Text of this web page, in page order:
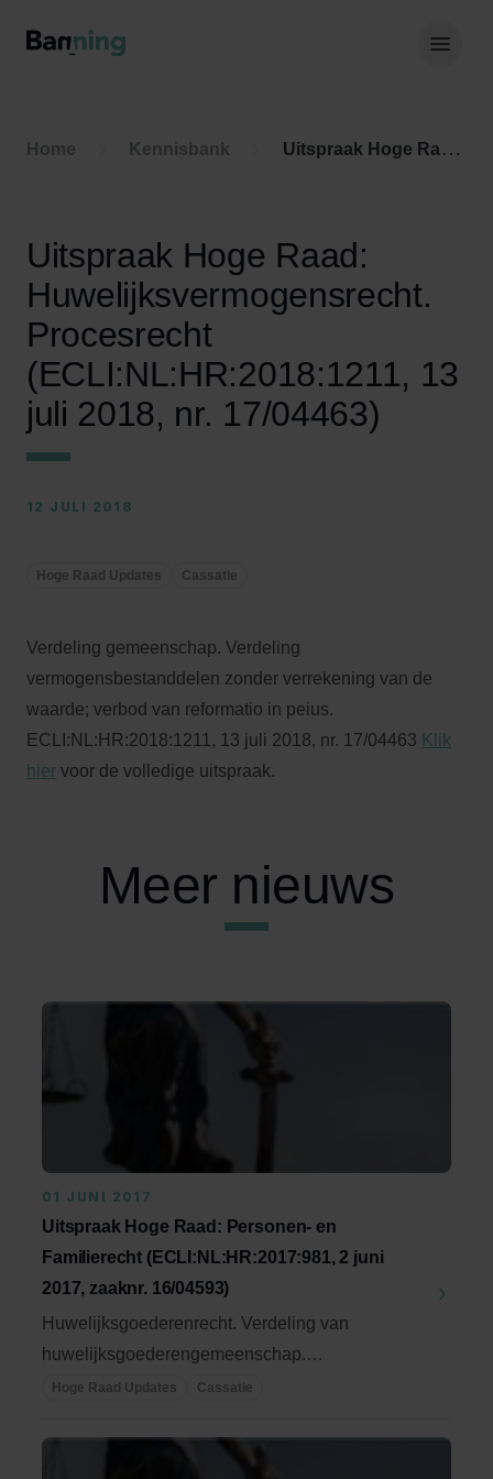
Home Kennisbank Uitspraak Hoge Raad: Huwelijksvermogensrecht. Procesrecht (ECLI:NL:HR:2018:1211, 13 juli 2018, nr. 17/04463)
Uitspraak Hoge Raad:
Huwelijksvermogensrecht.
Procesrecht
(ECLI:NL:HR:2018:1211, 13
juli 2018, nr. 17/04463)
12 JULI 2018
Hoge Raad Updates Cassatie
Verdeling gemeenschap. Verdeling
vermogensbestanddelen zonder verrekening van de
waarde; verbod van reformatio in peius.
ECLI:NL:HR:2018:1211, 13 juli 2018, nr. 17/04463 Klik
hier voor de volledige uitspraak.
Meer nieuws
01 JUNI 2017
Uitspraak Hoge Raad: Personen- en
Familierecht (ECLI:NL:HR:2017:981, 2 juni
2017, zaaknr. 16/04593)
Huwelijksgoederenrecht. Verdeling van
huwelijksgoederengemeenschap.
Motiveringsklacht. ...
Hoge Raad Updates Cassatie